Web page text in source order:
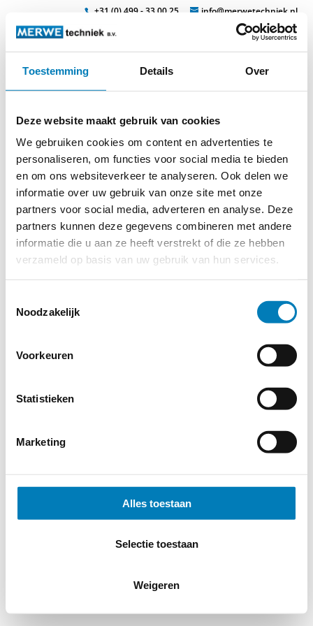
Toestemming Details Over
Deze website maakt gebruik van cookies
We gebruiken cookies om content en advertenties te
personaliseren, om functies voor social media te bieden
en om ons websiteverkeer te analyseren. Ook delen we
informatie over uw gebruik van onze site met onze
partners voor social media, adverteren en analyse. Deze
partners kunnen deze gegevens combineren met andere
informatie die u aan ze heeft verstrekt of die ze hebben
verzameld op basis van uw gebruik van hun services.
Noodzakelijk
Voorkeuren
Statistieken
Marketing
Alles toestaan
Selectie toestaan
Weigeren
+31 (0) 499 - 33 00 25 info@merwetechniek.nl
Veelzijdig in elektrotechnische producten
fa-a_t
© 2026MERWEtechniek B.V. Privacy Policy
Verdere contact gegevens